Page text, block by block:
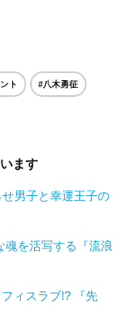
ト #八木勇征
ます
男子と幸運王子の
魂を活写する『流浪
ィスラブ!? 『先